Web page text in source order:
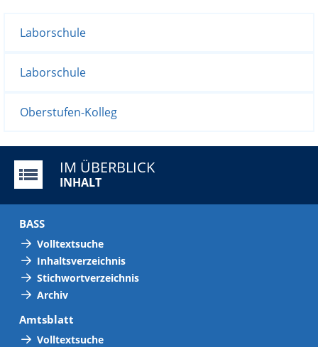
Laborschule
Laborschule
Oberstufen-Kolleg
IM ÜBERBLICK
INHALT
BASS
Volltextsuche
Inhaltsverzeichnis
Stichwortverzeichnis
Archiv
Amtsblatt
Volltextsuche